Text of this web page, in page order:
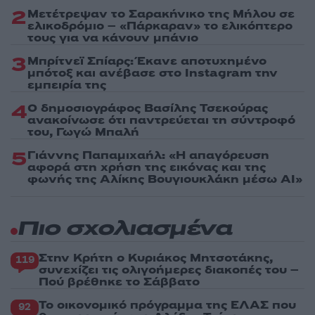
2Μετέτρεψαν το Σαρακήνικο της Μήλου σε
ελικοδρόμιο – «Πάρκαραν» το ελικόπτερο
τους για να κάνουν μπάνιο
3Μπρίτνεϊ Σπίαρς: Έκανε αποτυχημένο
μπότοξ και ανέβασε στο Instagram την
εμπειρία της
4Ο δημοσιογράφος Βασίλης Τσεκούρας
ανακοίνωσε ότι παντρεύεται τη σύντροφό
του, Γωγώ Μπαλή
5Γιάννης Παπαμιχαήλ: «Η απαγόρευση
αφορά στη χρήση της εικόνας και της
φωνής της Αλίκης Βουγιουκλάκη μέσω AI»
Πιο σχολιασμένα
119 Στην Κρήτη ο Κυριάκος Μητσοτάκης,
συνεχίζει τις ολιγοήμερες διακοπές του –
Πού βρέθηκε το Σάββατο
92 Το οικονομικό πρόγραμμα της ΕΛΑΣ που